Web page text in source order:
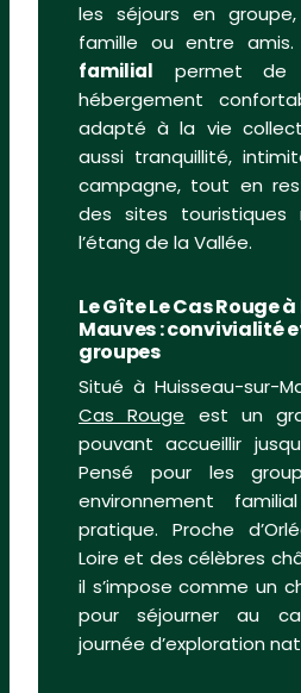
les séjours en
famille ou entre amis.
familial permet de
hébergement
adapté à la vie
aussi tranquillité,
campagne, tout en
des sites touristiques
l’étang de la Vallée.
Le Gîte Le Cas Rouge
Mauves : convivialité
groupes
Situé à Huisseau-sur-
Cas Rouge est un
pouvant accueillir
Pensé pour les
environnement
pratique. Proche
Loire et des célèbres
il s’impose comme un
pour séjourner au
journée d’exploration